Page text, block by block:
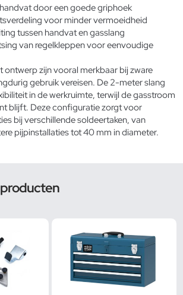
door een goede griphoek
voor minder vermoeidheid
tussen handvat en gasslang
van regelkleppen voor eenvoudige
ontwerp zijn vooral merkbaar bij zware
gebruik vereisen. De 2-meter slang
in de werkruimte, terwijl de gasstroom
blijft. Deze configuratie zorgt voor
bij verschillende soldeertaken, van
pijpinstallaties tot 40 mm in diameter.